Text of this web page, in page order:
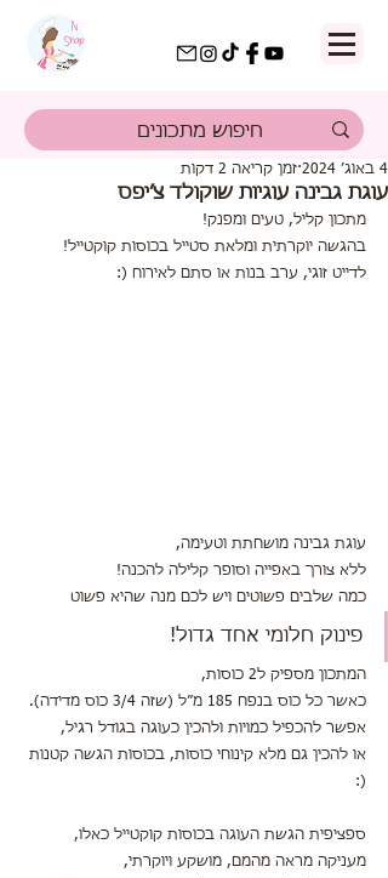
עוגת גבינה עוגיות שוקולד צ׳יפס
4 באוג׳ 2024 זמן קריאה 2 דקות
מתכון קליל, טעים ומפנק!
בהגשה יוקרתית ומלאת סטייל בכוסות קוקטייל!
לדייט זוגי, ערב בנות או סתם לאירוח (:
עוגת גבינה מושחתת וטעימה,
ללא צורך באפייה וסופר קלילה להכנה!
כמה שלבים פשוטים ויש לכם מנה שהיא פשוט
פינוק חלומי אחד גדול!
המתכון מספיק ל2 כוסות,
כאשר כל כוס בנפח 185 מ״ל (שזה 3/4 כוס מדידה).
אפשר להכפיל כמויות ולהכין כעוגה בגודל רגיל,
או להכין גם מלא קינוחי כוסות, בכוסות הגשה קטנות
(:
ספציפית הגשת העוגה בכוסות קוקטייל כאלו,
מעניקה מראה מהמם, מושקע ויוקרתי,